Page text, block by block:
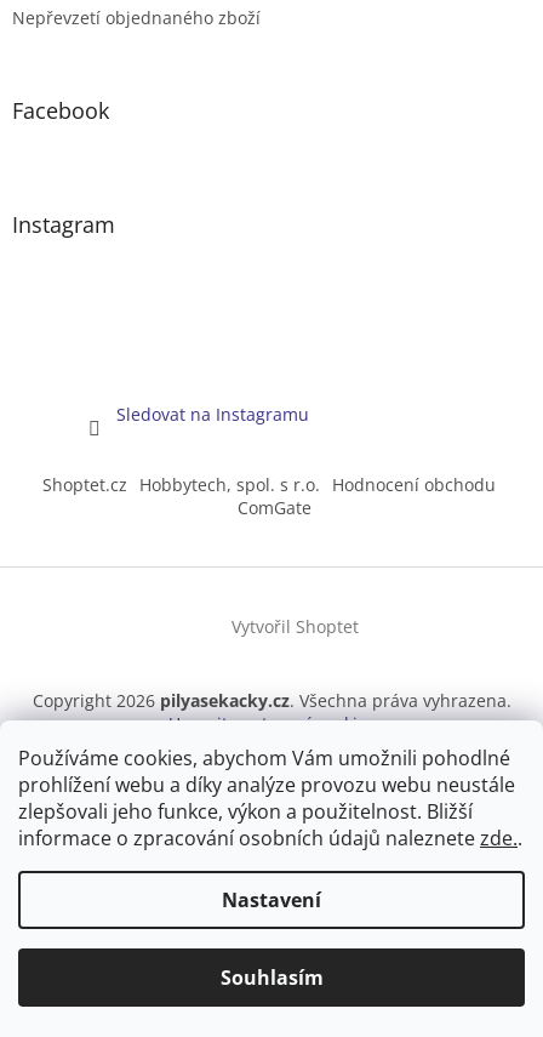
Používáme cookies, abychom Vám umožnili pohodlné
prohlížení webu a díky analýze provozu webu neustále
zlepšovali jeho funkce, výkon a použitelnost. Bližší
informace o zpracování osobních údajů naleznetezde..
Nastavení
Souhlasím
Nepřevzetí objednaného zboží
Facebook
Instagram
Sledovat na Instagramu
Shoptet.cz Hobbytech, spol. s r.o.
Hodnocení obchodu
ComGate
Vytvořil Shoptet
Copyright 2026 pilyasekacky.cz. Všechna práva vyhrazena.
Upravit nastavení cookies
×
Splátková kalkulačka ESSOX